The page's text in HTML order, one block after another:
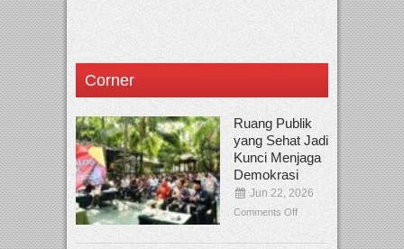
Corner
Ruang Publik
yang Sehat Jadi
Kunci Menjaga
Demokrasi
Jun 22, 2026
Comments Off